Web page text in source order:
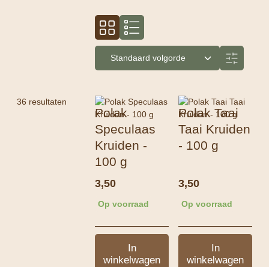
36 resultaten
Polak
Speculaas
Kruiden -
100 g
3,50
Op voorraad
In
winkelwagen
Polak Taai
Taai Kruiden
- 100 g
3,50
Op voorraad
In
winkelwagen